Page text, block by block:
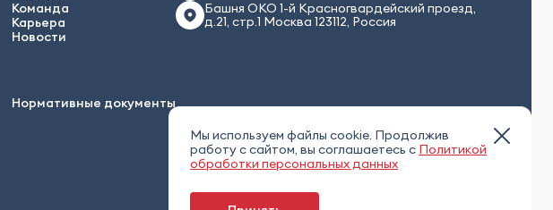
Мы используем файлы cookie. Продолжив
работу с сайтом, вы соглашаетесь с Политикой
обработки персональных данных
Команда
Карьера
Новости
Нормативные документы
Башня ОКО 1-й Красногвардейский проезд,
д.21, стр.1 Москва 123112, Россия